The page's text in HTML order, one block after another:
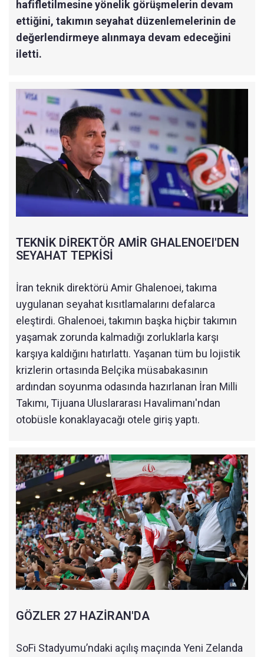
hafifletilmesine yönelik görüşmelerin devam
ettiğini, takımın seyahat düzenlemelerinin de
değerlendirmeye alınmaya devam edeceğini
iletti.
TEKNİK DİREKTÖR AMİR GHALENOEI'DEN
SEYAHAT TEPKİSİ
İran teknik direktörü Amir Ghalenoei, takıma
uygulanan seyahat kısıtlamalarını defalarca
eleştirdi. Ghalenoei, takımın başka hiçbir takımın
yaşamak zorunda kalmadığı zorluklarla karşı
karşıya kaldığını hatırlattı. Yaşanan tüm bu lojistik
krizlerin ortasında Belçika müsabakasının
ardından soyunma odasında hazırlanan İran Milli
Takımı, Tijuana Uluslararası Havalimanı'ndan
otobüsle konaklayacağı otele giriş yaptı.
GÖZLER 27 HAZİRAN'DA
SoFi Stadyumu’ndaki açılış maçında Yeni Zelanda